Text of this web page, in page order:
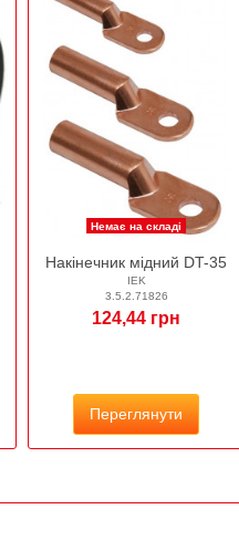
Немає на складі
Накінечник мідний DT-35
IEK
3.5.2.71826
124,44 грн
Переглянути